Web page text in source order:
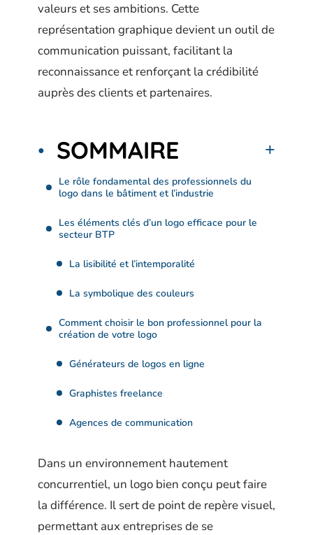
valeurs et ses ambitions. Cette
représentation graphique devient un outil de
communication puissant, facilitant la
reconnaissance et renforçant la crédibilité
auprès des clients et partenaires.
SOMMAIRE
Le rôle fondamental des professionnels du
logo dans le bâtiment et l’industrie
Les éléments clés d’un logo efficace pour le
secteur BTP
La lisibilité et l’intemporalité
La symbolique des couleurs
Comment choisir le bon professionnel pour la
création de votre logo
Générateurs de logos en ligne
Graphistes freelance
Agences de communication
Dans un environnement hautement
concurrentiel, un logo bien conçu peut faire
la différence. Il sert de point de repère visuel,
permettant aux entreprises de se